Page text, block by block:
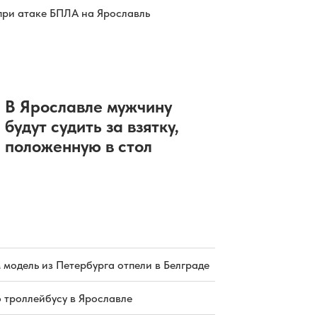
атаке БПЛА на Ярославль
В Ярославле мужчину
будут судить за взятку,
положенную в стол
из Петербурга отпели в Белграде
троллейбусу в Ярославле